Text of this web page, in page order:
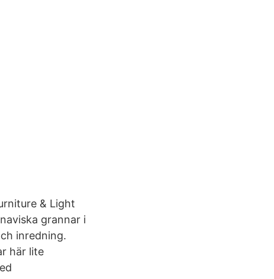
& Light
grannar i
inredning.
här lite